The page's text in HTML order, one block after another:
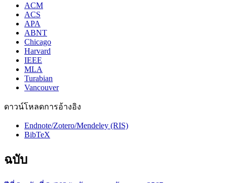
ACM
ACS
APA
ABNT
Chicago
Harvard
IEEE
MLA
Turabian
Vancouver
ดาวน์โหลดการอ้างอิง
Endnote/Zotero/Mendeley (RIS)
BibTeX
ฉบับ